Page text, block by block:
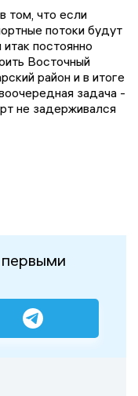
том, что если
потоки будут
постоянно
Восточный
район и в итоге
задача -
не задерживался